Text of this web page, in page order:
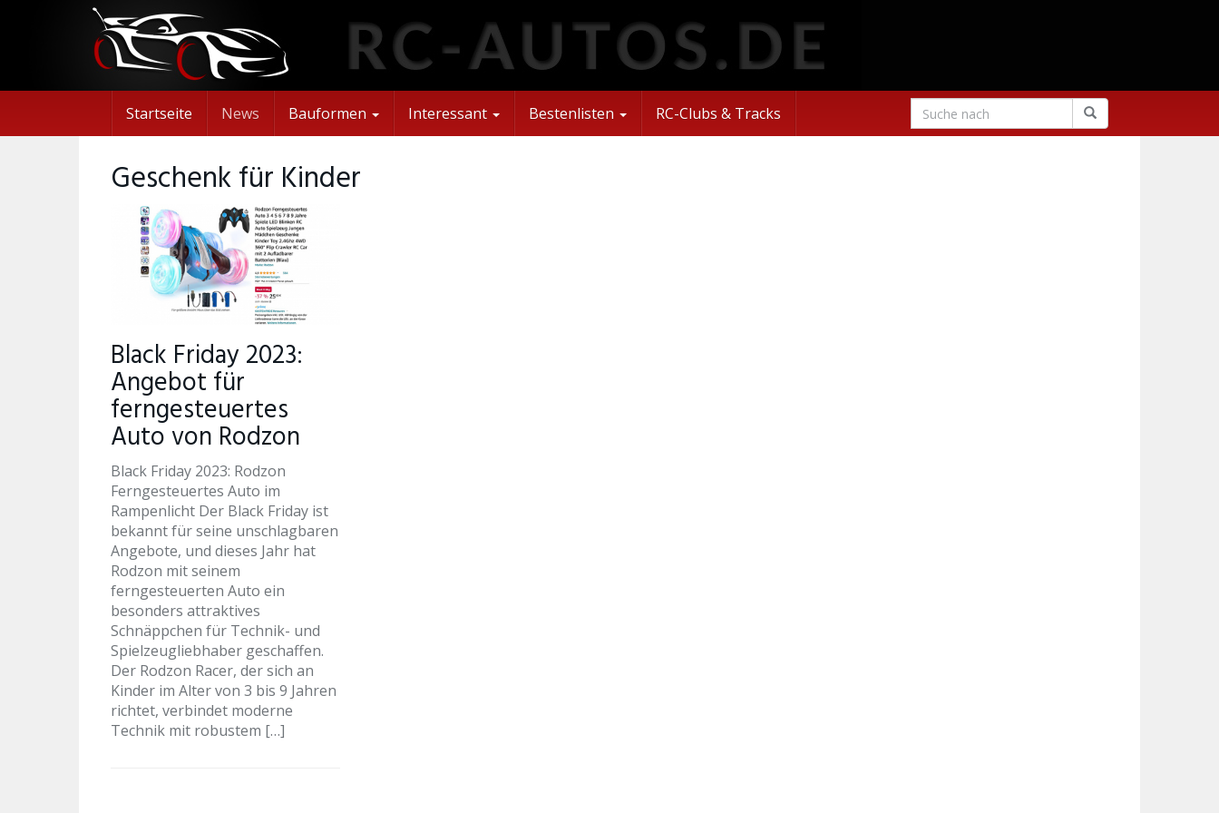
Startseite News Bauformen Interessant Bestenlisten RC-Clubs & Tracks
Geschenk für Kinder
Black Friday 2023:
Angebot für
ferngesteuertes
Auto von Rodzon
Black Friday 2023: Rodzon
Ferngesteuertes Auto im
Rampenlicht Der Black Friday ist
bekannt für seine unschlagbaren
Angebote, und dieses Jahr hat
Rodzon mit seinem
ferngesteuerten Auto ein
besonders attraktives
Schnäppchen für Technik- und
Spielzeugliebhaber geschaffen.
Der Rodzon Racer, der sich an
Kinder im Alter von 3 bis 9 Jahren
richtet, verbindet moderne
Technik mit robustem […]